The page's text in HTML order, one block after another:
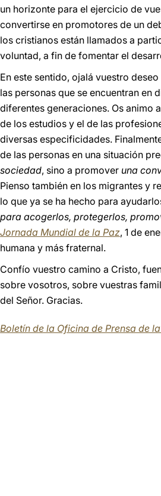
un horizonte para el ejercicio de
convertirse en promotores de un
los cristianos están llamados a
voluntad, a fin de fomentar el
En este sentido, ojalá vuestro
las personas que se encuentran en
diferentes generaciones. Os animo
de los estudios y el de las
diversas especificidades.
de las personas en una situación
sociedad, sino a promover una
Pienso también en los migrantes y
lo que ya se ha hecho para
para acogerlos, protegerlos,
Jornada Mundial de la Paz, 1 de
humana y más fraternal.
Confío vuestro camino a Cristo,
sobre vosotros, sobre vuestras
del Señor. Gracias.
Boletín de la Oficina de Prensa de